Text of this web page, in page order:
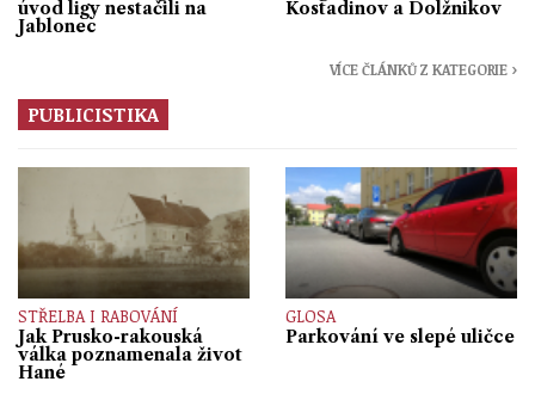
úvod ligy nestačili na
Jablonec
Kostadinov a Dolžnikov
VÍCE ČLÁNKŮ Z KATEGORIE ›
PUBLICISTIKA
STŘELBA I RABOVÁNÍ
Jak Prusko-rakouská
válka poznamenala život
Hané
GLOSA
Parkování ve slepé uličce